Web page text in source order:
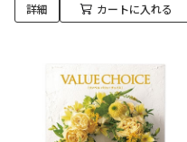
詳細 カートに入れる